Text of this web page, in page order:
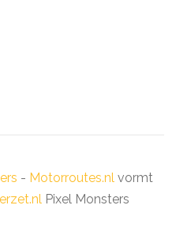
- Motorroutes.nlvormt
Pixel Monsters